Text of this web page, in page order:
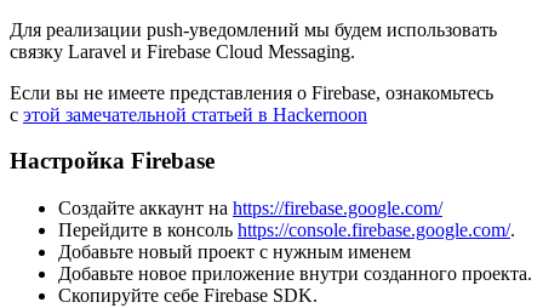
Для реализации push-уведомлений мы будем использовать
связку Laravel и Firebase Cloud Messaging.
Если вы не имеете представления о Firebase, ознакомьтесь
с этой замечательной статьей в Hackernoon
Настройка Firebase
Создайте аккаунт на https://firebase.google.com/
Перейдите в консоль https://console.firebase.google.com/.
Добавьте новый проект с нужным именем
Добавьте новое приложение внутри созданного проекта.
Скопируйте себе Firebase SDK.